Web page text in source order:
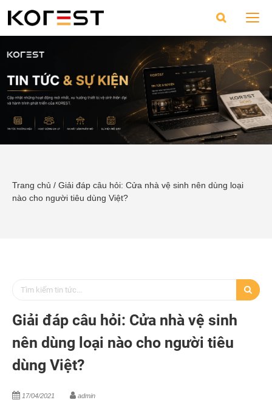
Trang chủ / Giải đáp câu hỏi: Cửa nhà vệ sinh nên dùng loại
nào cho người tiêu dùng Việt?
Giải đáp câu hỏi: Cửa nhà vệ sinh
nên dùng loại nào cho người tiêu
dùng Việt?
17/04/2021 admin